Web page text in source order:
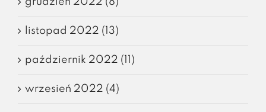
listopad 2022 (13)
październik 2022 (11)
wrzesień 2022 (4)